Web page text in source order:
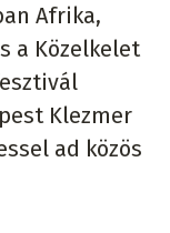
Afrika,
a Közelkelet
Klezmer
ad közös